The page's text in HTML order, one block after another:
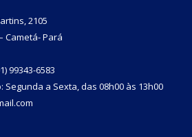
2105
Cametá- Pará
99343-6583
a Sexta, das 08h00 às 13h00